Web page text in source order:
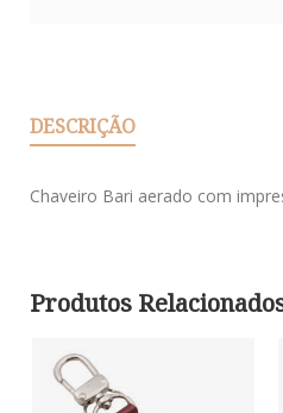
DESCRIÇÃO
Chaveiro Bari aerado com
Produtos